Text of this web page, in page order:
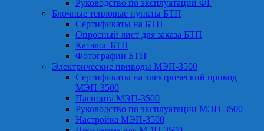
Руководство по эксплуатации ФГ
Блочные тепловые пункты БТП
Сертификаты на БТП
Опросный лист для заказа БТП
Каталог БТП
Фотографии БТП
Электрические приводы МЭП-3500
Сертификаты на электрический привод
МЭП-3500
Паспорта МЭП-3500
Руководство по эксплуатации МЭП-3500
Настройка МЭП-3500